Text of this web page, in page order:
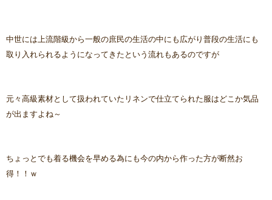
中世には上流階級から一般の庶民の生活の中にも広がり普段の生活にも
取り入れられるようになってきたという流れもあるのですが
元々高級素材として扱われていたリネンで仕立てられた服はどこか気品
が出ますよね～
ちょっとでも着る機会を早める為にも今の内から作った方が断然お
得！！ｗ